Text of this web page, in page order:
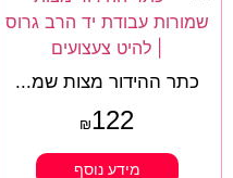
כתר ההידור מצות שמ...
₪122
מידע נוסף